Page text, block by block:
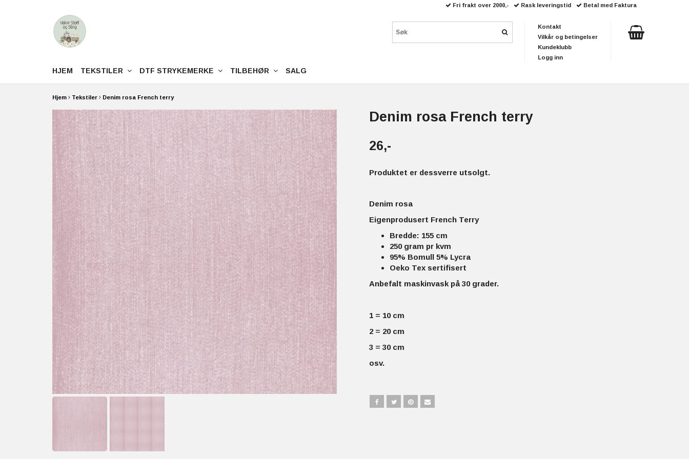
Hjem Tekstiler Denim rosa French terry
Denim rosa French terry
26,-
Produktet er dessverre utsolgt.
Denim rosa
Eigenprodusert French Terry
Bredde: 155 cm
250 gram pr kvm
95% Bomull 5% Lycra
Oeko Tex sertifisert
Anbefalt maskinvask på 30 grader.
1 = 10 cm
2 = 20 cm
3 = 30 cm
osv.
Fri frakt over 2000,- Rask leveringstid Betal med Faktura
Kontakt
Vilkår og betingelser
Kundeklubb
Logg inn
HJEM TEKSTILER DTF STRYKEMERKE TILBEHØR SALG